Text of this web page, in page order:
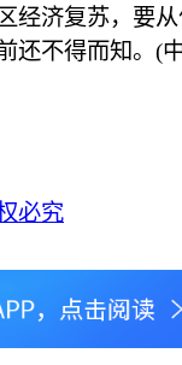
经济复苏，要
还不得而知。(
必究